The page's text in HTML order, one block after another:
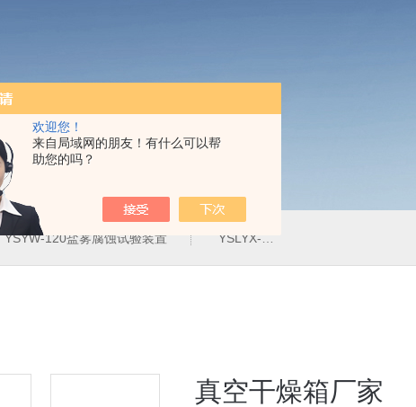
欢迎您！
来自局域网的朋友！有什么可以帮
助您的吗？
YSYW-120盐雾腐蚀试验装置 YSLYX-010防水试验设备
真空干燥箱厂家